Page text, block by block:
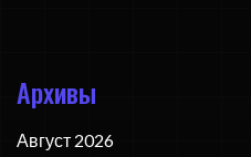
Архивы
Август 2026